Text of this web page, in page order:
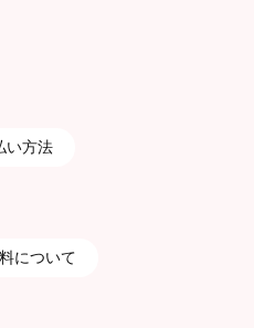
い方法
について